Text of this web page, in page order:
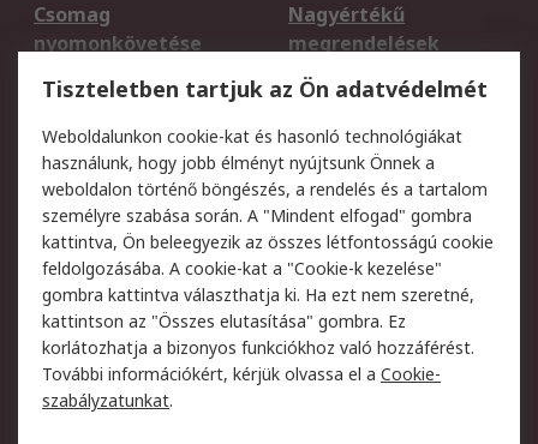
Csomag
nyomonkövetése
Nagyértékű
megrendelések
Regisztráció
Szállítás
Termékvisszaküldés
Szolgáltatások
Jogi
Adatvédelmi
szabályzat
Az RS értékesítési
feltételei
Cookie szabályzat
Email biztonság
Webhelyre vonatkozó
feltételek
Weboldal felhasználói
szabályzata
Tiszteletben tartjuk az Ön adatvédelmét
Weboldalunkon cookie-kat és hasonló technológiákat
használunk, hogy jobb élményt nyújtsunk Önnek a
weboldalon történő böngészés, a rendelés és a tartalom
személyre szabása során. A "Mindent elfogad" gombra
kattintva, Ön beleegyezik az összes létfontosságú cookie
feldolgozásába. A cookie-kat a "Cookie-k kezelése"
gombra kattintva választhatja ki. Ha ezt nem szeretné,
kattintson az "Összes elutasítása" gombra. Ez
korlátozhatja a bizonyos funkciókhoz való hozzáférést.
További információkért, kérjük olvassa el a Cookie-
szabályzatunkat.